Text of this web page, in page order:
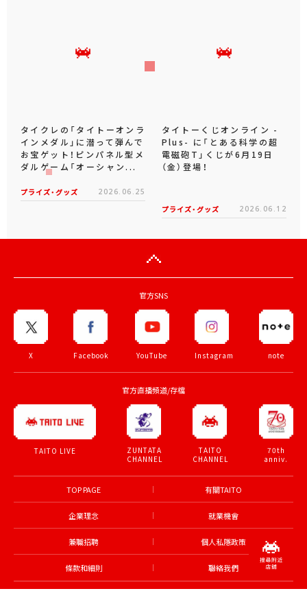
タイクレの「タイトーオンラ
インメダル」に潜って弾んで
お宝ゲット！ピンパネル型メ
ダルゲーム「オーシャン...
プライズ・グッズ 2026.06.25
タイトーくじオンライン -
Plus- に「とある科学の超
電磁砲T」くじが6月19日
（金）登場！
プライズ・グッズ 2026.06.12
官方SNS
X Facebook YouTube Instagram note
官方直播頻道/存檔
TAITO LIVE
ZUNTATA
CHANNEL
TAITO
CHANNEL
70th
anniv.
TOP PAGE 有關TAITO
企業理念 就業機會
兼職招聘 個人私隱政策
條款和細則 聯絡我們